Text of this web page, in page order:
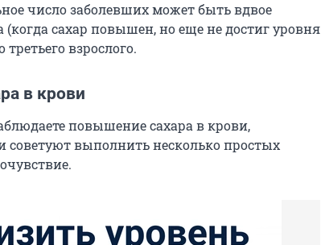
число заболевших может быть вдвое
сахар повышен, но еще не достиг уровня
взрослого.
в крови
повышение сахара в крови,
советуют выполнить несколько простых